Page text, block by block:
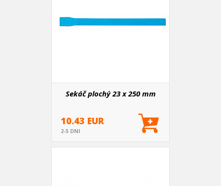
Sekáč plochý 23 x 250 mm
10.43 EUR
2-5 DNI